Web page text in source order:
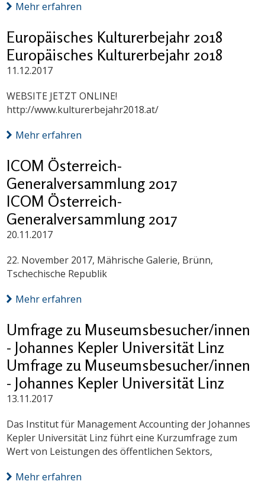
Mehr erfahren
Europäisches Kulturerbejahr 2018
Europäisches Kulturerbejahr 2018
11.12.2017
WEBSITE JETZT ONLINE!
http://www.kulturerbejahr2018.at/
Mehr erfahren
ICOM Österreich-
Generalversammlung 2017
ICOM Österreich-
Generalversammlung 2017
20.11.2017
22. November 2017, Mährische Galerie, Brünn,
Tschechische Republik
Mehr erfahren
Umfrage zu Museumsbesucher/innen
- Johannes Kepler Universität Linz
Umfrage zu Museumsbesucher/innen
- Johannes Kepler Universität Linz
13.11.2017
Das Institut für Management Accounting der Johannes
Kepler Universität Linz führt eine Kurzumfrage zum
Wert von Leistungen des öffentlichen Sektors,
Mehr erfahren